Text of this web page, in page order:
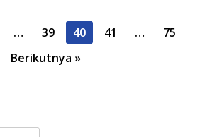
… 39 40 41 …
75
Berikutnya »